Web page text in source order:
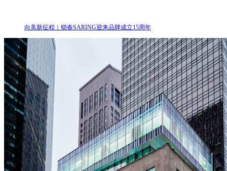
向美新征程｜锁春SARING迎来品牌成立15周年